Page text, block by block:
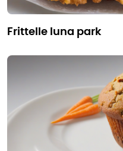
frittelle luna park